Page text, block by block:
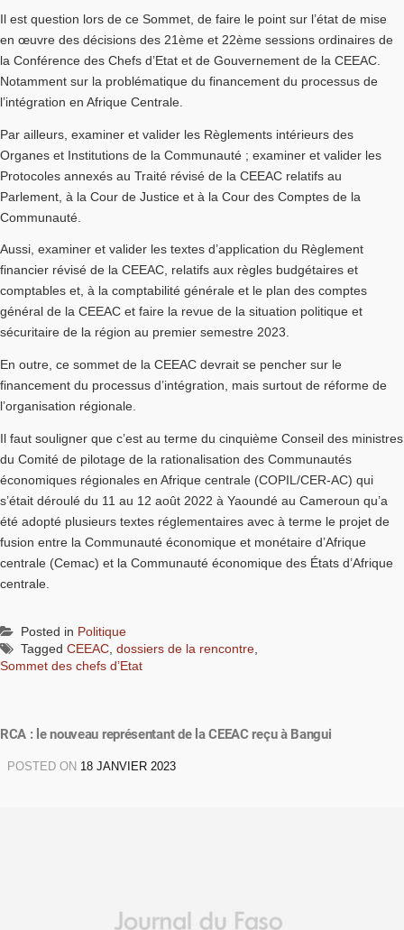
Il est question lors de ce Sommet, de faire le point sur l’état de mise
en œuvre des décisions des 21ème et 22ème sessions ordinaires de
la Conférence des Chefs d’Etat et de Gouvernement de la CEEAC.
Notamment sur la problématique du financement du processus de
l’intégration en Afrique Centrale.
Par ailleurs, examiner et valider les Règlements intérieurs des
Organes et Institutions de la Communauté ; examiner et valider les
Protocoles annexés au Traité révisé de la CEEAC relatifs au
Parlement, à la Cour de Justice et à la Cour des Comptes de la
Communauté.
Aussi, examiner et valider les textes d’application du Règlement
financier révisé de la CEEAC, relatifs aux règles budgétaires et
comptables et, à la comptabilité générale et le plan des comptes
général de la CEEAC et faire la revue de la situation politique et
sécuritaire de la région au premier semestre 2023.
En outre, ce sommet de la CEEAC devrait se pencher sur le
financement du processus d’intégration, mais surtout de réforme de
l’organisation régionale.
Il faut souligner que c’est au terme du cinquième Conseil des ministres
du Comité de pilotage de la rationalisation des Communautés
économiques régionales en Afrique centrale (COPIL/CER-AC) qui
s’était déroulé du 11 au 12 août 2022 à Yaoundé au Cameroun qu’a
été adopté plusieurs textes réglementaires avec à terme le projet de
fusion entre la Communauté économique et monétaire d’Afrique
centrale (Cemac) et la Communauté économique des États d’Afrique
centrale.
Posted in Politique
Tagged CEEAC dossiers de la rencontre
Sommet des chefs d’Etat
RCA : le nouveau représentant de la CEEAC reçu à Bangui
POSTED ON 18 JANVIER 2023